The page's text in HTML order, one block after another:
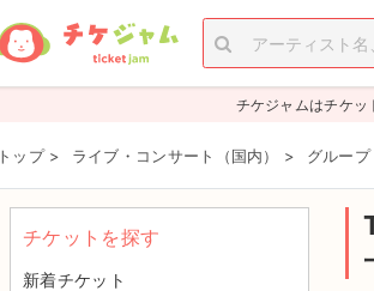
チケジャムはチケッ
トップ > ライブ・コンサート（国内） > グルー
チケットを探す
新着チケット